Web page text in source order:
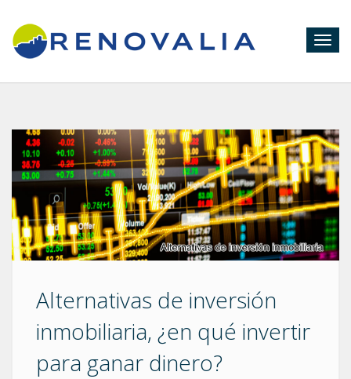
Alternativas de inversión
inmobiliaria, ¿en qué invertir
para ganar dinero?